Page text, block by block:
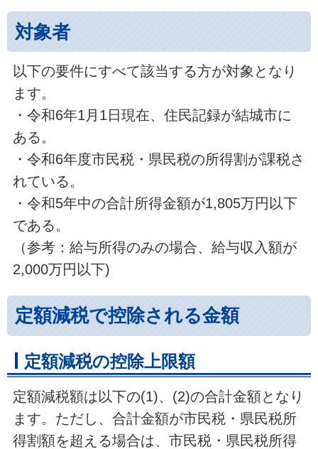
対象者
以下の要件にすべて該当する方が対象となり
ます。
・令和6年1月1日現在、住民記録が結城市に
ある。
・令和6年度市民税・県民税の所得割が課税さ
れている。
・令和5年中の合計所得金額が1,805万円以下
である。
（参考：給与所得のみの場合、給与収入額が
2,000万円以下)
定額減税で控除される金額
定額減税の控除上限額
定額減税額は以下の(1)、(2)の合計金額となり
ます。ただし、合計金額が市民税・県民税所
得割額を超える場合は、市民税・県民税所得